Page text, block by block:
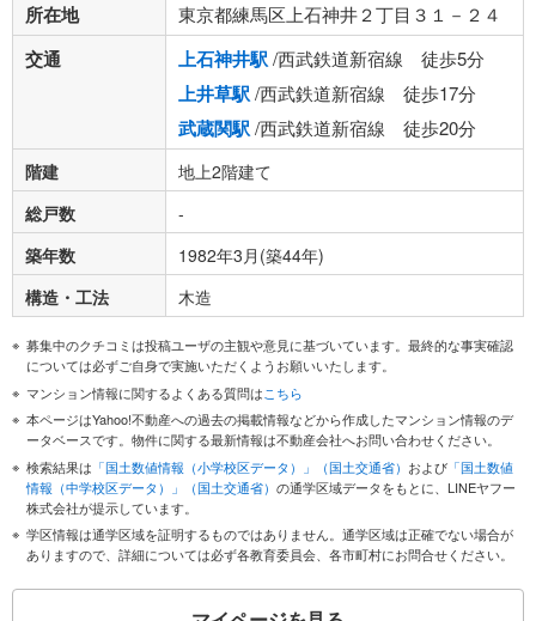
所在地 東京都練馬区上石神井２丁目３１－２４
交通 上石神井駅/西武鉄道新宿線 徒歩5分
上井草駅/西武鉄道新宿線 徒歩17分
武蔵関駅/西武鉄道新宿線 徒歩20分
階建
地上2階建て
総戸数
-
築年数
1982年3月(築44年)
構造・工法
木造
募集中のクチコミは投稿ユーザの主観や意見に基づいています。最終的な事実確認
については必ずご自身で実施いただくようお願いいたします。
マンション情報に関するよくある質問はこちら
本ページはYahoo!不動産への過去の掲載情報などから作成したマンション情報のデ
ータベースです。物件に関する最新情報は不動産会社へお問い合わせください。
検索結果は 「国土数値情報（小学校区データ）」（国土交通省） および 「国土数値
情報（中学校区データ）」（国土交通省） の通学区域データをもとに、LINEヤフー
株式会社が提示しています。
学区情報は通学区域を証明するものではありません。通学区域は正確でない場合が
ありますので、詳細については必ず各教育委員会、各市町村にお問合せください。